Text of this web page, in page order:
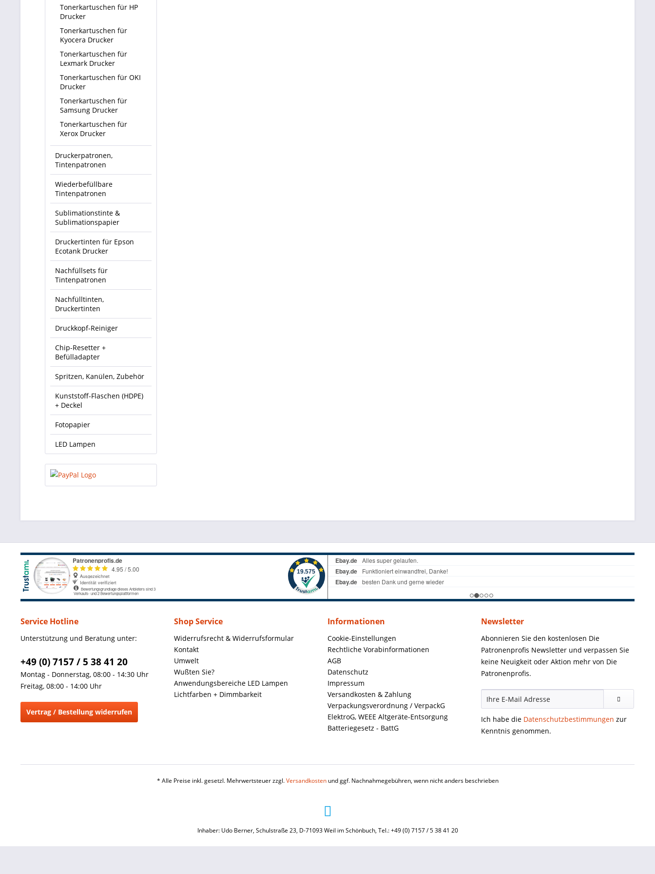
Tonerkartuschen für HP
Drucker
Tonerkartuschen für
Kyocera Drucker
Tonerkartuschen für
Lexmark Drucker
Tonerkartuschen für OKI
Drucker
Tonerkartuschen für
Samsung Drucker
Tonerkartuschen für
Xerox Drucker
Druckerpatronen,
Tintenpatronen
Wiederbefüllbare
Tintenpatronen
Sublimationstinte &
Sublimationspapier
Druckertinten für Epson
Ecotank Drucker
Nachfüllsets für
Tintenpatronen
Nachfülltinten,
Druckertinten
Druckkopf-Reiniger
Chip-Resetter +
Befülladapter
Spritzen, Kanülen, Zubehör
Kunststoff-Flaschen (HDPE)
+ Deckel
Fotopapier
LED Lampen
Service Hotline
Unterstützung und Beratung unter:
+49 (0) 7157 / 5 38 41 20
Montag - Donnerstag, 08:00 - 14:30 Uhr
Freitag, 08:00 - 14:00 Uhr
Vertrag / Bestellung widerrufen
Shop Service
Widerrufsrecht & Widerrufsformular
Kontakt
Umwelt
Wußten Sie?
Anwendungsbereiche LED Lampen
Lichtfarben + Dimmbarkeit
Informationen
Cookie-Einstellungen
Rechtliche Vorabinformationen
AGB
Datenschutz
Impressum
Versandkosten & Zahlung
Verpackungsverordnung / VerpackG
ElektroG, WEEE Altgeräte-Entsorgung
Batteriegesetz - BattG
Newsletter
Abonnieren Sie den kostenlosen Die
Patronenprofis Newsletter und verpassen Sie
keine Neuigkeit oder Aktion mehr von Die
Patronenprofis.
Ich habe die Datenschutzbestimmungen zur
Kenntnis genommen.
* Alle Preise inkl. gesetzl. Mehrwertsteuer zzgl.Versandkostenund ggf. Nachnahmegebühren, wenn nicht anders beschrieben
Inhaber: Udo Berner, Schulstraße 23, D-71093 Weil im Schönbuch, Tel.: +49 (0) 7157 / 5 38 41 20